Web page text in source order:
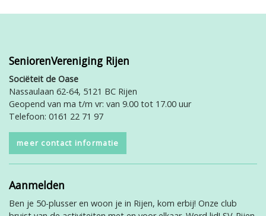
SeniorenVereniging Rijen
Sociëteit de Oase
Nassaulaan 62-64, 5121 BC Rijen
Geopend van ma t/m vr: van 9.00 tot 17.00 uur
Telefoon: 0161 22 71 97
meer contact informatie
Aanmelden
Ben je 50-plusser en woon je in Rijen, kom erbij! Onze club